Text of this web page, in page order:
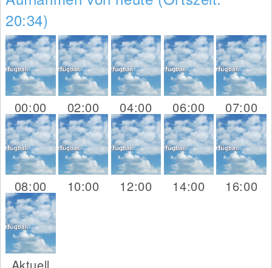
20:34)
00:00 02:00 04:00 06:00 07:00
08:00 10:00 12:00 14:00 16:00